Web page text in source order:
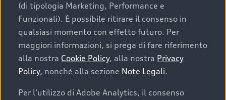
Cosa sapere prima di
acquistare la tua prossima
auto
(di tipologia Marketing, Performance e
Funzionali). È possibile ritirare il consenso in
qualsiasi momento con effetto futuro. Per
maggiori informazioni, si prega di fare riferimento
alla nostra Cookie Policy, alla nostra Privacy
Policy, nonché alla sezione Note Legali.
Per l'utilizzo di Adobe Analytics, il consenso